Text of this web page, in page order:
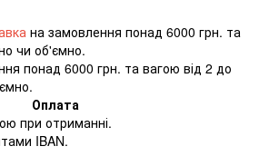
на замовлення понад 6000 грн. та
чи об'ємно.
понад 6000 грн. та вагою від 2 до
Оплата
при отриманні.
IBAN.